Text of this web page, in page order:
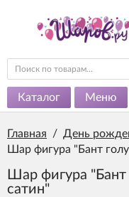
Каталог Меню
Главная / День
Шар фигура "Бант
Шар фигура "Бант
сатин"